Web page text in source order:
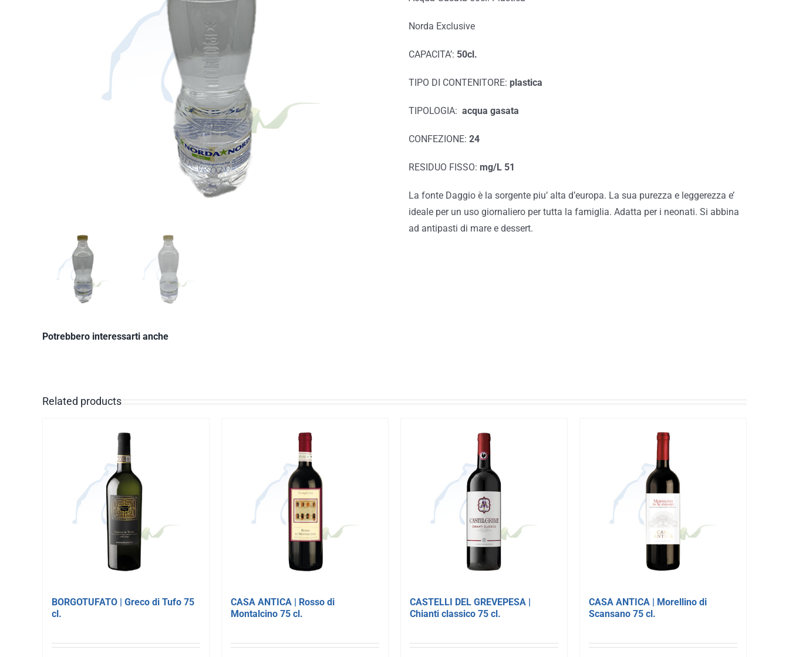
Norda Exclusive
CAPACITA’: 50cl.
TIPO DI CONTENITORE: plastica
TIPOLOGIA: acqua gasata
CONFEZIONE: 24
RESIDUO FISSO: mg/L 51
La fonte Daggio è la sorgente piu’ alta d’europa. La sua purezza e leggerezza e’
ideale per un uso giornaliero per tutta la famiglia. Adatta per i neonati. Si abbina
ad antipasti di mare e dessert.
Potrebbero interessarti anche
Related products
BORGOTUFATO | Greco di Tufo 75
cl.
CASA ANTICA | Rosso di
Montalcino 75 cl.
CASTELLI DEL GREVEPESA |
Chianti classico 75 cl.
CASA ANTICA | Morellino di
Scansano 75 cl.